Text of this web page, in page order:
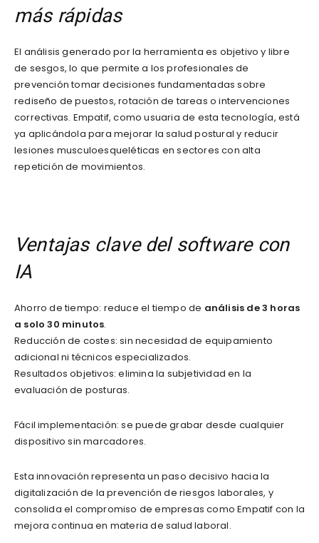
más rápidas
El análisis generado por la herramienta es objetivo y libre
de sesgos, lo que permite a los profesionales de
prevención tomar decisiones fundamentadas sobre
rediseño de puestos, rotación de tareas o intervenciones
correctivas. Empatif, como usuaria de esta tecnología, está
ya aplicándola para mejorar la salud postural y reducir
lesiones musculoesqueléticas en sectores con alta
repetición de movimientos.
Ventajas clave del software con
IA
Ahorro de tiempo: reduce el tiempo de análisis de 3 horas
a solo 30 minutos.
Reducción de costes: sin necesidad de equipamiento
adicional ni técnicos especializados.
Resultados objetivos: elimina la subjetividad en la
evaluación de posturas.
Fácil implementación: se puede grabar desde cualquier
dispositivo sin marcadores.
Esta innovación representa un paso decisivo hacia la
digitalización de la prevención de riesgos laborales, y
consolida el compromiso de empresas como Empatif con la
mejora continua en materia de salud laboral.